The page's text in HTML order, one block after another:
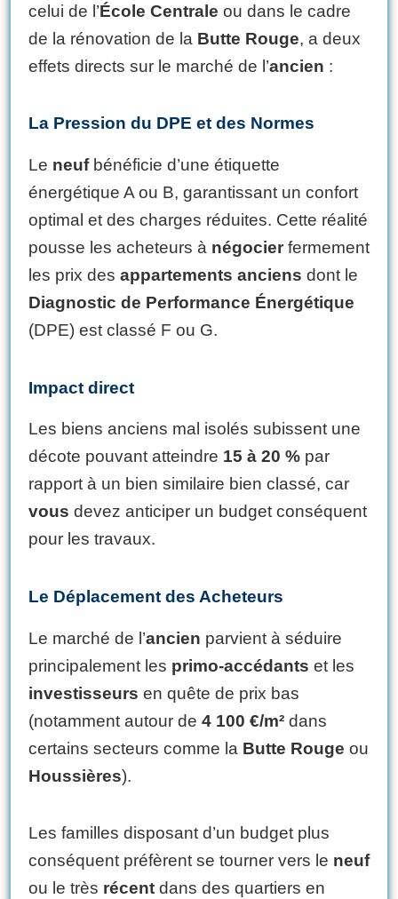
celui de l’École Centrale ou dans le cadre
de la rénovation de la Butte Rouge, a deux
effets directs sur le marché de l’ancien :
La Pression du DPE et des Normes
Le neufbénéficie d’une étiquette
énergétique A ou B, garantissant un confort
optimal et des charges réduites. Cette réalité
pousse les acheteurs à négocier fermement
les prix des appartements anciens dont le
Diagnostic de Performance Énergétique
(DPE) est classé F ou G.
Impact direct
Les biens anciens mal isolés subissent une
décote pouvant atteindre 15 à 20 % par
rapport à un bien similaire bien classé, car
vous devez anticiper un budget conséquent
pour les travaux.
Le Déplacement des Acheteurs
Le marché de l’ancien parvient à séduire
principalement les primo-accédants et les
investisseurs en quête de prix bas
(notamment autour de 4 100 €/m² dans
certains secteurs comme la Butte Rouge ou
Houssières).
Les familles disposant d’un budget plus
conséquent préfèrent se tourner vers le neuf
ou le très récent dans des quartiers en